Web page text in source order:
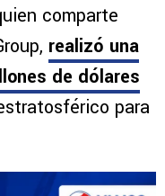
comparte
realizó una
de dólares
para